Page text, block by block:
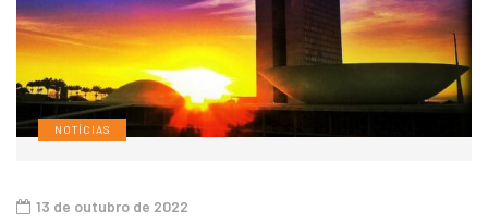
NOTÍCIAS
13 de outubro de 2022